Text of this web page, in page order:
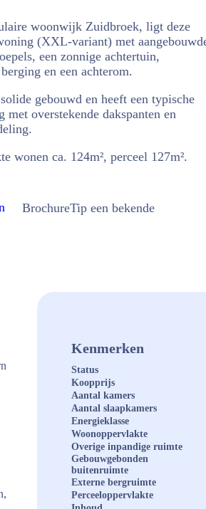
woonwijk Zuidbroek, ligt deze
(XXL-variant) met
een zonnige achtertuin,
en een achterom.
gebouwd en heeft een typische
met overstekende dakspanten en
wonen ca. 124m², perceel 127m².
BrochureTip een bekende
Kenmerken
Status
Koopprijs
Aantal kamers
Aantal slaapkamers
Energieklasse
Woonoppervlakte
Overige inpandige ruimte
Gebouwgebonden
buitenruimte
Externe bergruimte
Perceeloppervlakte